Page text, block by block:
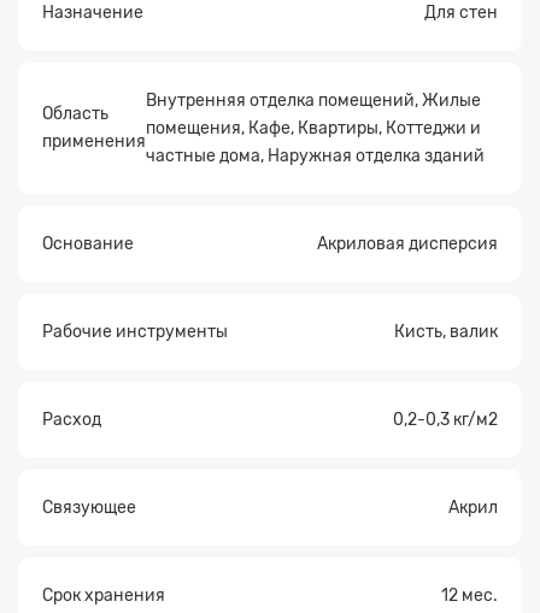
Назначение Для стен
Область
применения
Внутренняя отделка помещений, Жилые
помещения, Кафе, Квартиры, Коттеджи и
частные дома, Наружная отделка зданий
Основание Акриловая дисперсия
Рабочие инструменты Кисть, валик
Расход 0,2-0,3 кг/м2
Связующее Акрил
Срок хранения 12 мес.